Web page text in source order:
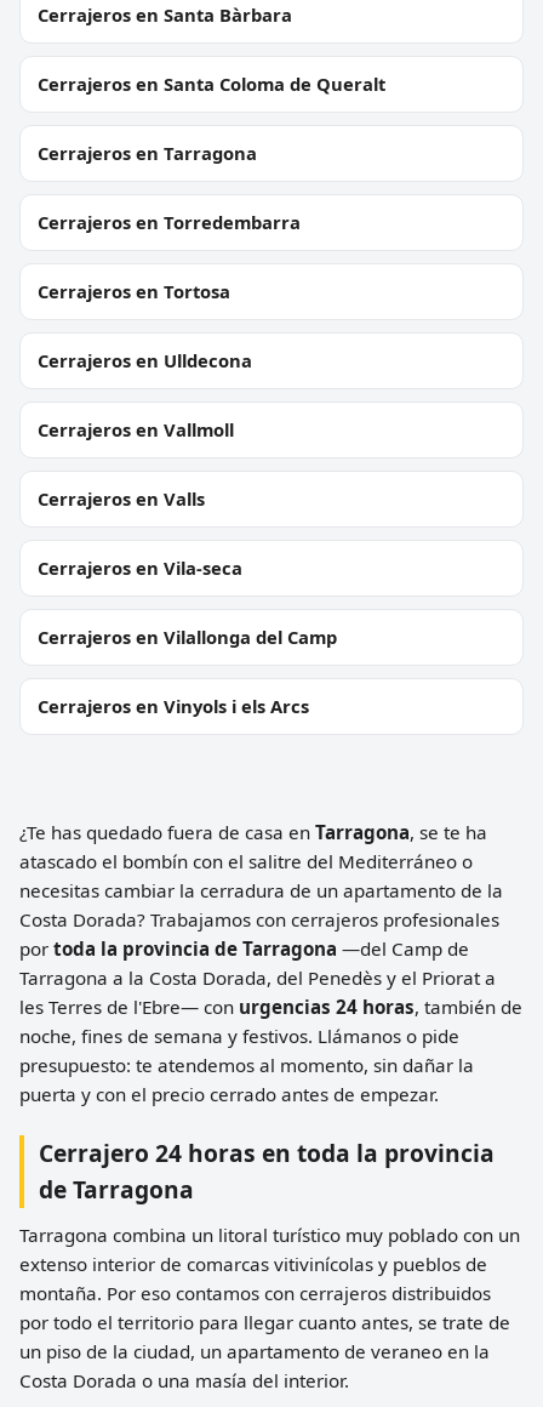
Cerrajeros en Santa Bàrbara
Cerrajeros en Santa Coloma de Queralt
Cerrajeros en Tarragona
Cerrajeros en Torredembarra
Cerrajeros en Tortosa
Cerrajeros en Ulldecona
Cerrajeros en Vallmoll
Cerrajeros en Valls
Cerrajeros en Vila-seca
Cerrajeros en Vilallonga del Camp
Cerrajeros en Vinyols i els Arcs
¿Te has quedado fuera de casa en Tarragona, se te ha
atascado el bombín con el salitre del Mediterráneo o
necesitas cambiar la cerradura de un apartamento de la
Costa Dorada? Trabajamos con cerrajeros profesionales
por toda la provincia de Tarragona —del Camp de
Tarragona a la Costa Dorada, del Penedès y el Priorat a
les Terres de l'Ebre— con urgencias 24 horas, también de
noche, fines de semana y festivos. Llámanos o pide
presupuesto: te atendemos al momento, sin dañar la
puerta y con el precio cerrado antes de empezar.
Cerrajero 24 horas en toda la provincia
de Tarragona
Tarragona combina un litoral turístico muy poblado con un
extenso interior de comarcas vitivinícolas y pueblos de
montaña. Por eso contamos con cerrajeros distribuidos
por todo el territorio para llegar cuanto antes, se trate de
un piso de la ciudad, un apartamento de veraneo en la
Costa Dorada o una masía del interior.